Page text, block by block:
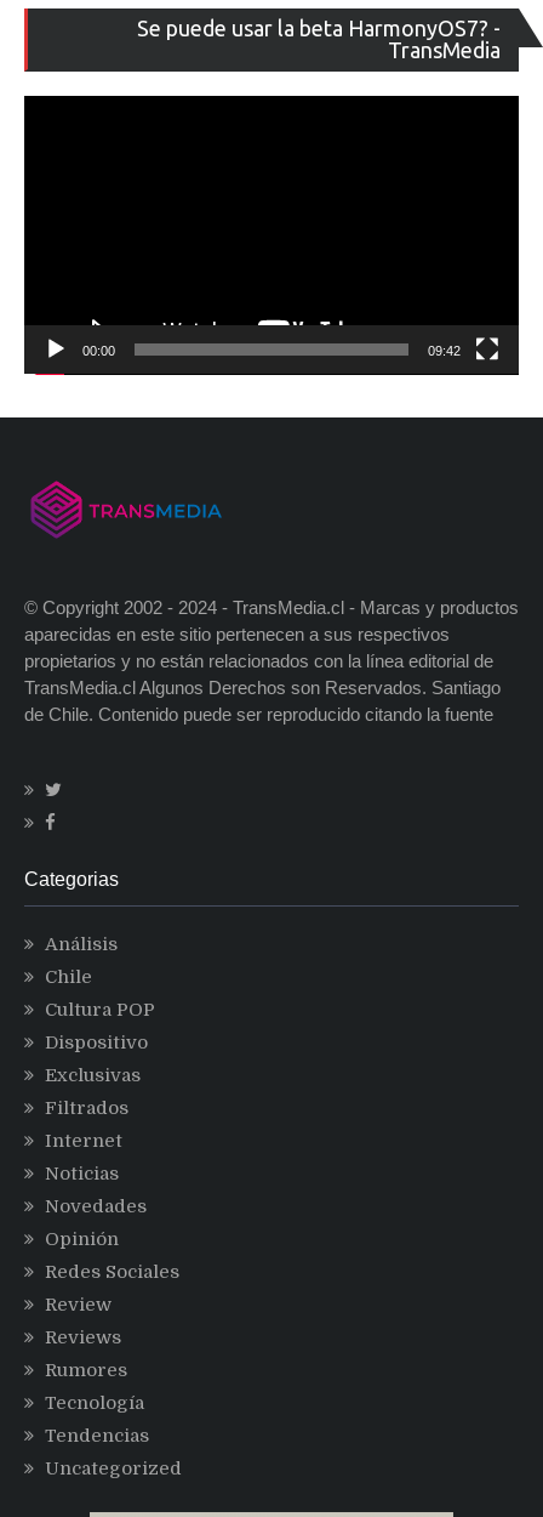
Se puede usar la beta HarmonyOS7? -
TransMedia
de
00:00 09:42
© Copyright 2002 - 2024 - TransMedia.cl - Marcas y productos
aparecidas en este sitio pertenecen a sus respectivos
propietarios y no están relacionados con la línea editorial de
TransMedia.cl Algunos Derechos son Reservados. Santiago
de Chile. Contenido puede ser reproducido citando la fuente
Categorias
Análisis
Chile
Cultura POP
Dispositivo
Exclusivas
Filtrados
Internet
Noticias
Novedades
Opinión
Redes Sociales
Review
Reviews
Rumores
Tecnología
Tendencias
Uncategorized